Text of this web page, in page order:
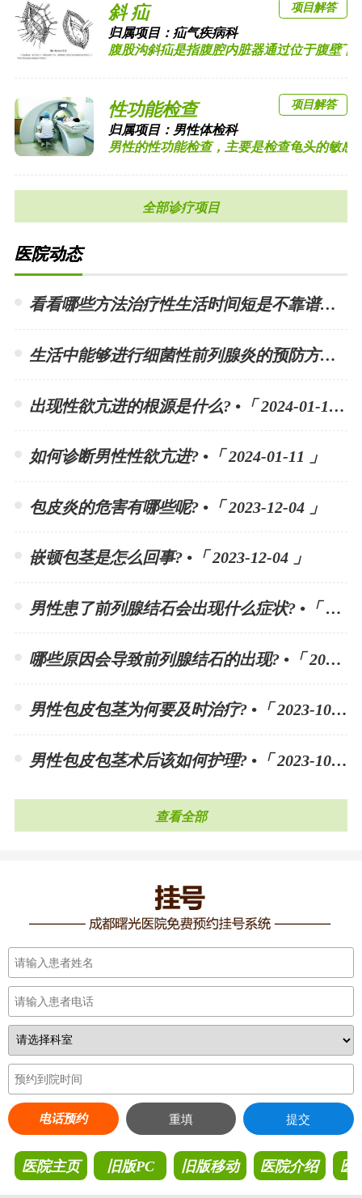
斜 疝
归属项目： 疝气疾病科
腹股沟斜疝是指腹腔内脏器通过位于腹壁下
项目解答
性功能检查
归属项目： 男性体检科
男性的性功能检查，主要是检查龟头的敏感
项目解答
全部诊疗项目
医院动态
看看哪些方法治疗性生活时间短是不靠谱的? •「 2024-01-15 」
生活中能够进行细菌性前列腺炎的预防方法有哪些? •「 2024-01-15 」
出现性欲亢进的根源是什么? •「 2024-01-11 」
如何诊断男性性欲亢进? •「 2024-01-11 」
包皮炎的危害有哪些呢? •「 2023-12-04 」
嵌顿包茎是怎么回事? •「 2023-12-04 」
男性患了前列腺结石会出现什么症状? •「 2023-11-10 」
哪些原因会导致前列腺结石的出现? •「 2023-11-10 」
男性包皮包茎为何要及时治疗? •「 2023-10-30 」
男性包皮包茎术后该如何护理? •「 2023-10-30 」
查看全部
电话预约 重填 提交
医院主页 旧版PC 旧版移动 医院介绍 医